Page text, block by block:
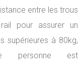
entre les trous
pour assurer un
supérieures à 80kg,
personne est